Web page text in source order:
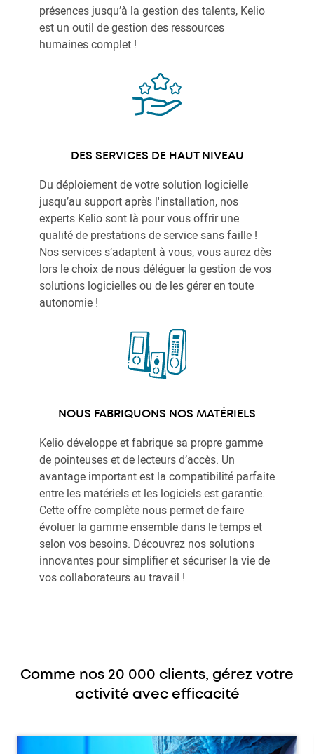
présences jusqu’à la gestion des talents, Kelio
est un outil de gestion des ressources
humaines complet !
DES SERVICES DE HAUT NIVEAU
Du déploiement de votre solution logicielle
jusqu’au support après l'installation, nos
experts Kelio sont là pour vous offrir une
qualité de prestations de service sans faille !
Nos services s’adaptent à vous, vous aurez dès
lors le choix de nous déléguer la gestion de vos
solutions logicielles ou de les gérer en toute
autonomie !
NOUS FABRIQUONS NOS MATÉRIELS
Kelio développe et fabrique sa propre gamme
de pointeuses et de lecteurs d’accès. Un
avantage important est la compatibilité parfaite
entre les matériels et les logiciels est garantie.
Cette offre complète nous permet de faire
évoluer la gamme ensemble dans le temps et
selon vos besoins. Découvrez nos solutions
innovantes pour simplifier et sécuriser la vie de
vos collaborateurs au travail !
Comme nos 20 000 clients, gérez votre
activité avec efficacité